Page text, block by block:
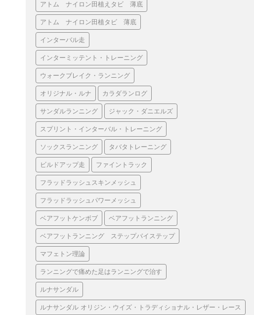
アトム ナイロン田植えタビ 薄底
アトム ナイロン田植タビ 薄底
インターバル走
インターミッテント・トレーニング
ウォークブレイク・ランニング
オリジナル・ルナ カラダランログ
サンダルランニング ジャック・ダニエルズ
スプリント・インターバル・トレーニング
ソックスランニング タバタトレーニング
ビルドアップ走 ファイントラック
フラッドラッシュスキンメッシュ
フラッドラッシュパワーメッシュ
ベアフットケンボブ ベアフットランニング
ベアフットランニング ステップバイステップ
マフェトン理論
ランニングで痛めた足はランニングで治す
ルナサンダル
ルナサンダル オリジン・ウイズ・トラディショナル・レザー・レース